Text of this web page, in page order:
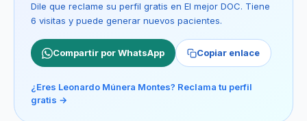
Dile que reclame su perfil gratis en El mejor DOC. Tiene
6 visitas y puede generar nuevos pacientes.
Compartir por WhatsApp Copiar enlace
¿Eres Leonardo Múnera Montes? Reclama tu perfil
gratis →